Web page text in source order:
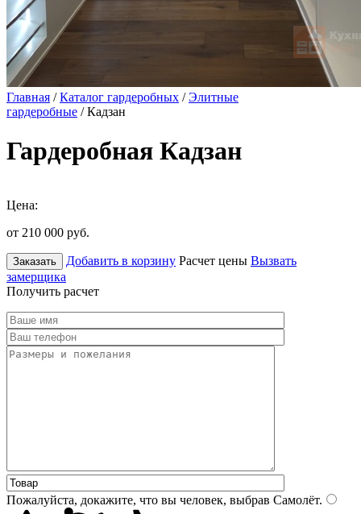
Главная /Каталог гардеробных /Элитные
гардеробные / Кадзан
Гардеробная Кадзан
Цена:
от 210 000 руб.
Заказать Добавить в корзину Расчет цены Вызвать
замерщика
Получить расчет
Пожалуйста, докажите, что вы человек, выбрав Самолёт.